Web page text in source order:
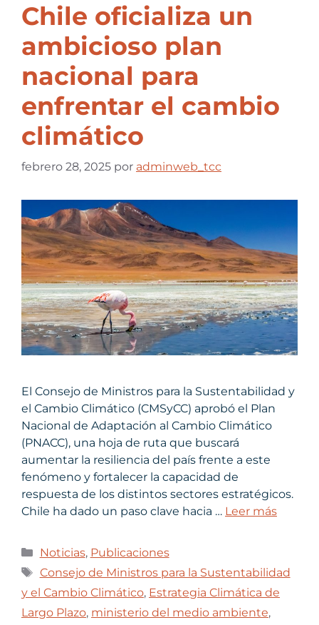
Chile oficializa un
ambicioso plan
nacional para
enfrentar el cambio
climático
febrero 28, 2025 por adminweb_tcc
El Consejo de Ministros para la Sustentabilidad y
el Cambio Climático (CMSyCC) aprobó el Plan
Nacional de Adaptación al Cambio Climático
(PNACC), una hoja de ruta que buscará
aumentar la resiliencia del país frente a este
fenómeno y fortalecer la capacidad de
respuesta de los distintos sectores estratégicos.
Chile ha dado un paso clave hacia … Leer más
Noticias, Publicaciones
Consejo de Ministros para la Sustentabilidad
y el Cambio Climático, Estrategia Climática de
Largo Plazo, ministerio del medio ambiente,